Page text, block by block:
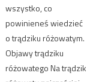
wszystko, co
powinieneś wiedzieć
o trądziku różowatym.
Objawy trądziku
różowatego Na trądzik